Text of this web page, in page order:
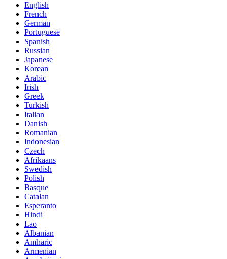
English
French
German
Portuguese
Spanish
Russian
Japanese
Korean
Arabic
Irish
Greek
Turkish
Italian
Danish
Romanian
Indonesian
Czech
Afrikaans
Swedish
Polish
Basque
Catalan
Esperanto
Hindi
Lao
Albanian
Amharic
Armenian